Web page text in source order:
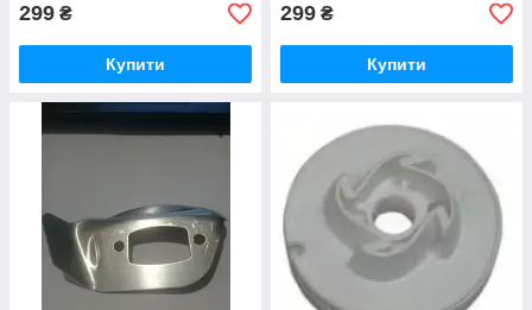
299 ₴
Купити
299 ₴
Купити